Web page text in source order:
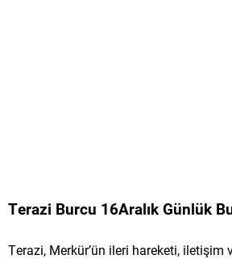
Terazi Burcu 16Aralık Günlük
Terazi, Merkür’ün ileri hareketi, iletişim